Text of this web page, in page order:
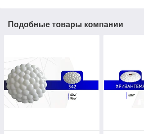
Подобные товары компании